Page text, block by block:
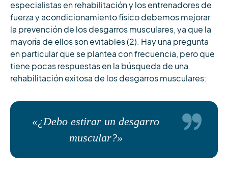
especialistas en rehabilitación y los entrenadores de
fuerza y acondicionamiento físico debemos mejorar
la prevención de los desgarros musculares, ya que la
mayoría de ellos son evitables (2). Hay una pregunta
en particular que se plantea con frecuencia, pero que
tiene pocas respuestas en la búsqueda de una
rehabilitación exitosa de los desgarros musculares:
«¿Debo estirar un desgarro
muscular?»